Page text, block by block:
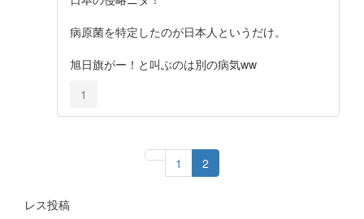
病原菌を特定したのが日本人というだけ。
旭日旗がー！と叫ぶのは別の病気ww
1
1 2
レス投稿